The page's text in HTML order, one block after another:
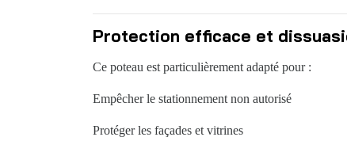
Protection efficace et
Ce poteau est particulièrement adapté pour :
Empêcher le stationnement non autorisé
Protéger les façades et vitrines